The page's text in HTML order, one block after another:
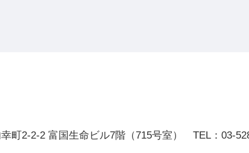
町2-2-2 富国生命ビル7階（715号室） TEL： 03-